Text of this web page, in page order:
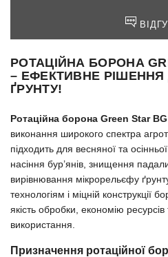
РОТАЦІЙНА БОРОНА
– ЕФЕКТИВНЕ
ҐРУНТУ!
Ротаційна борона Green Star
виконання широкого спектра
підходить для весняної та
насіння бур’янів, знищення
вирівнювання мікрорельєфу
технологіям і міцній конструкції
якість обробки, економію ресурсів
використання.
Призначення ротаційної